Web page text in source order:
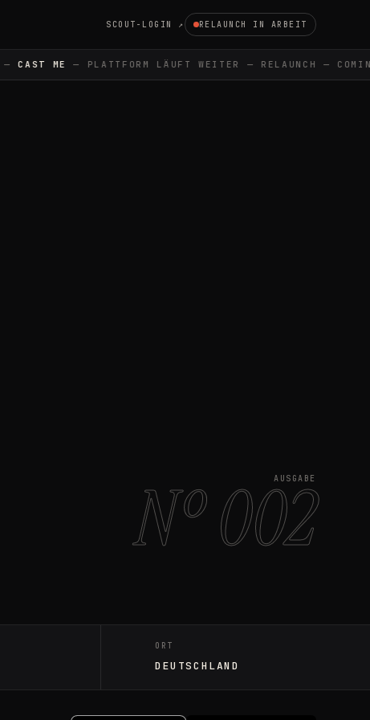
SCOUT-LOGIN ↗ RELAUNCH IN ARBEIT
CAST ME— PLATTFORM LÄUFT WEITER — RELAUNCH —
AUSGABE
Nº 002
ORT
DEUTSCHLAND